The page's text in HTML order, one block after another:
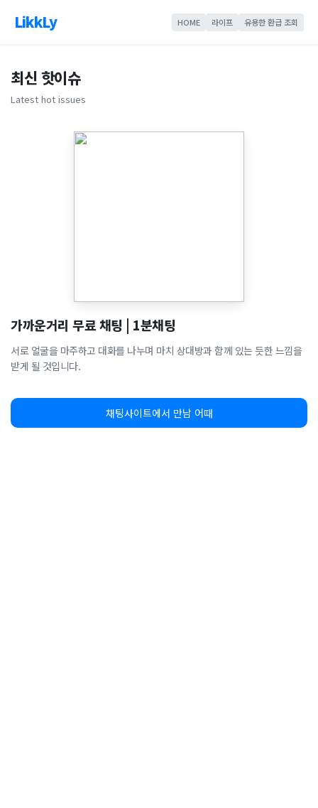
LikkLy HOME 라이프 유용한 환급 조회
최신 핫이슈
Latest hot issues
가까운거리 무료 채팅 | 1분채팅
서로 얼굴을 마주하고 대화를 나누며 마치 상대방과 함께 있는 듯한 느낌을
받게 될 것입니다.
채팅사이트에서 만남 어때